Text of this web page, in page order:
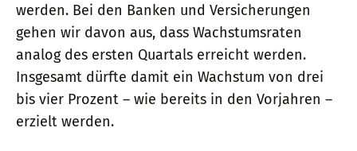
werden. Bei den Banken und Versicherungen
gehen wir davon aus, dass Wachstumsraten
analog des ersten Quartals erreicht werden.
Insgesamt dürfte damit ein Wachstum von drei
bis vier Prozent – wie bereits in den Vorjahren –
erzielt werden.